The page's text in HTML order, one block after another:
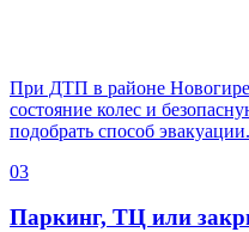
При ДТП в районе
состояние колес и
подобрать способ эвакуации.
03
Паркинг, ТЦ или